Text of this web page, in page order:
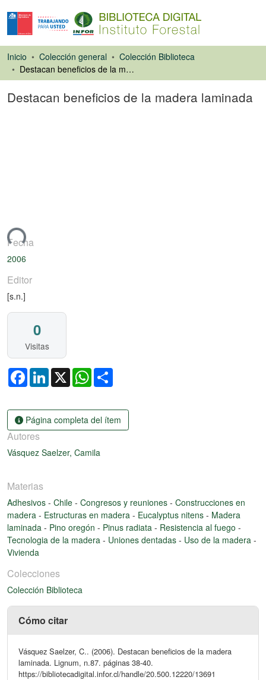
Inicio Colección general
Colección Biblioteca
Destacan beneficios de la madera laminada
Destacan beneficios de la madera laminada
Fecha
2006
Editor
[s.n.]
0
Visitas
FacebookLinkedIn
X WhatsApp
Página completa del ítem
Autores
Vásquez Saelzer, Camila
Materias
Adhesivos - Chile - Congresos y reuniones - Construcciones en
madera - Estructuras en madera - Eucalyptus nitens - Madera
laminada - Pino oregón - Pinus radiata - Resistencia al fuego -
Tecnologia de la madera - Uniones dentadas - Uso de la madera -
Vivienda
Colecciones
Colección Biblioteca
Cómo citar
Vásquez Saelzer, C.. (2006). Destacan beneficios de la madera
laminada. Lignum, n.87. páginas 38-40.
https://bibliotecadigital.infor.cl/handle/20.500.12220/13691